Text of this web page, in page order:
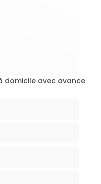
domicile avec avance